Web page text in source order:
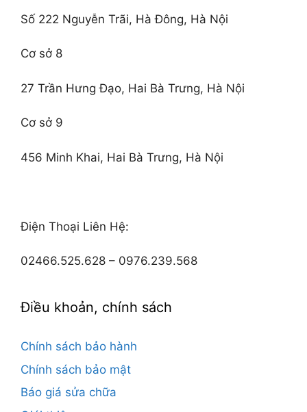
Số 222 Nguyễn Trãi, Hà Đông, Hà Nội
Cơ sở 8
27 Trần Hưng Đạo, Hai Bà Trưng, Hà Nội
Cơ sở 9
456 Minh Khai, Hai Bà Trưng, Hà Nội
Điện Thoại Liên Hệ:
02466.525.628 – 0976.239.568
Điều khoản, chính sách
Chính sách bảo hành
Chính sách bảo mật
Báo giá sửa chữa